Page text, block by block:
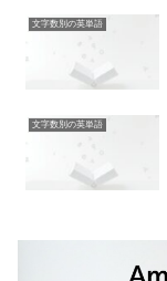
文字数別の英単語
文字数別の英単語